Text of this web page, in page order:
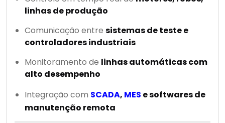
linhas de produção
Comunicação entre sistemas de teste e
controladores industriais
Monitoramento de linhas automáticas com
alto desempenho
Integração com SCADA, MES e softwares de
manutenção remota